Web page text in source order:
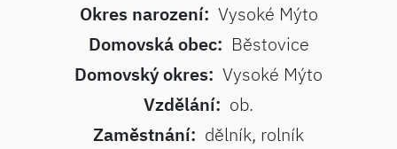
Okres narození: Vysoké Mýto
Domovská obec: Běstovice
Domovský okres: Vysoké Mýto
Vzdělání: ob.
Zaměstnání: dělník, rolník